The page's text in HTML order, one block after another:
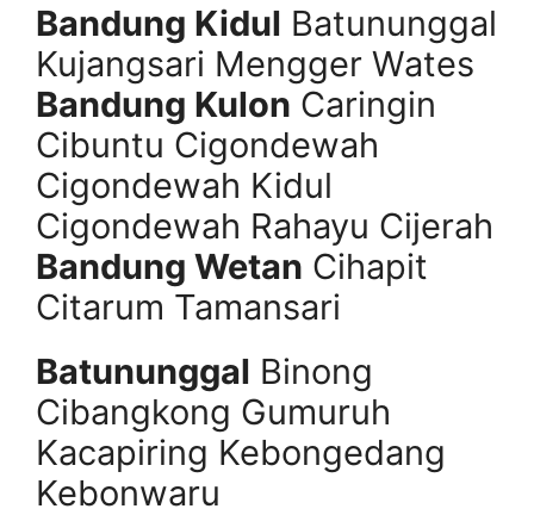
Bandung Kidul Batununggal
Kujangsari Mengger Wates
Bandung Kulon Caringin
Cibuntu Cigondewah
Cigondewah Kidul
Cigondewah Rahayu Cijerah
Bandung Wetan Cihapit
Citarum Tamansari
Batununggal Binong
Cibangkong Gumuruh
Kacapiring Kebongedang
Kebonwaru